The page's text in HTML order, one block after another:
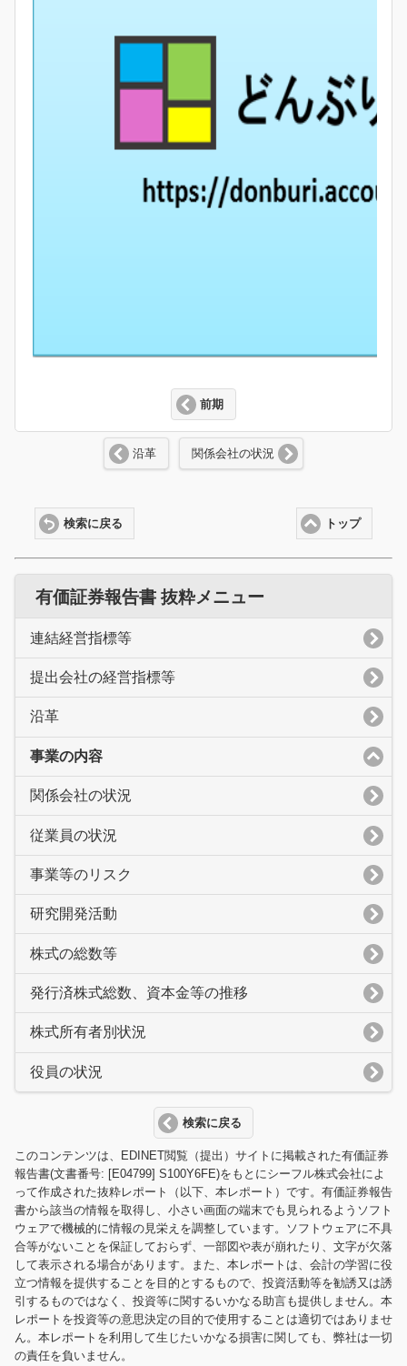
前期
沿革 関係会社の状況
トップ
検索に戻る
有価証券報告書 抜粋メニュー
連結経営指標等
提出会社の経営指標等
沿革
事業の内容
関係会社の状況
従業員の状況
事業等のリスク
研究開発活動
株式の総数等
発行済株式総数、資本金等の推移
株式所有者別状況
役員の状況
検索に戻る
このコンテンツは、EDINET閲覧（提出）サイトに掲載された有価証券
報告書(文書番号: [E04799] S100Y6FE)をもとにシーフル株式会社によ
って作成された抜粋レポート（以下、本レポート）です。有価証券報告
書から該当の情報を取得し、小さい画面の端末でも見られるようソフト
ウェアで機械的に情報の見栄えを調整しています。ソフトウェアに不具
合等がないことを保証しておらず、一部図や表が崩れたり、文字が欠落
して表示される場合があります。また、本レポートは、会計の学習に役
立つ情報を提供することを目的とするもので、投資活動等を勧誘又は誘
引するものではなく、投資等に関するいかなる助言も提供しません。本
レポートを投資等の意思決定の目的で使用することは適切ではありませ
ん。本レポートを利用して生じたいかなる損害に関しても、弊社は一切
の責任を負いません。